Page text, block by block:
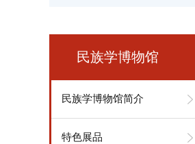
民族学博物馆
民族学博物馆简介
特色展品